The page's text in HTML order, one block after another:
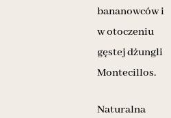
bananowców i
w otoczeniu
gęstej dżungli
Montecillos.
Naturalna